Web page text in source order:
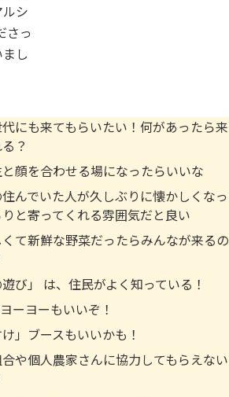
シ
さっ
し
にも来てもらいたい！何があったら来
？
顔を合わせる場になったらいいな
んでいた人が久しぶりに懐かしくなっ
と寄ってくれる雰囲気だと良い
て新鮮な野菜だったらみんなが来るの
遊び」 は、住民がよく知っている！
ーヨーもいいぞ！
け」ブースもいいかも！
や個人農家さんに協力してもらえない